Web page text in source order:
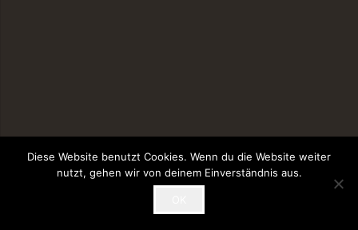
Diese Website benutzt Cookies. Wenn du die Website weiter
nutzt, gehen wir von deinem Einverständnis aus.